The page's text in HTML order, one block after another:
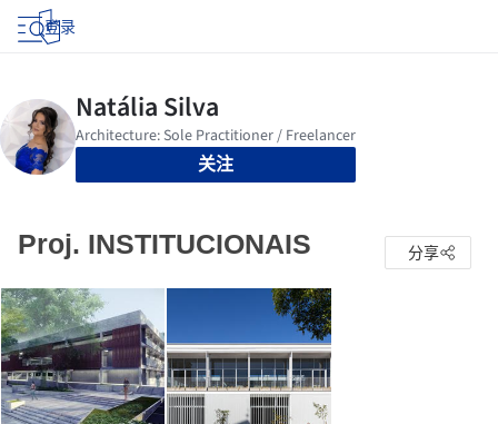
登录
关注
Proj. INSTITUCIONAIS 分享